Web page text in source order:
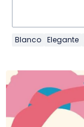
Blanco Elegante